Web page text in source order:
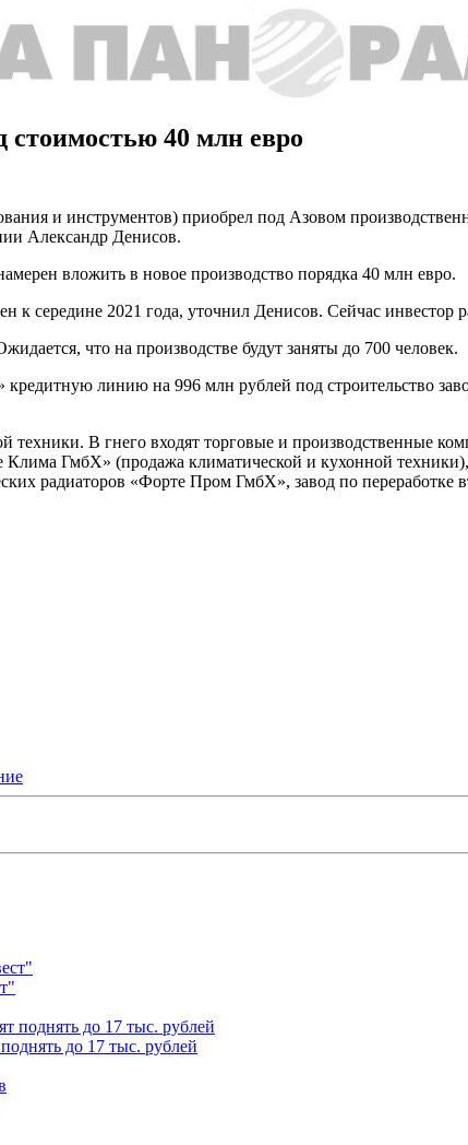
40 млн евро
и инструментов) приобрел под Азовом
Александр Денисов.
вложить в новое производство порядка 40 млн евро.
к середине 2021 года, уточнил Денисов. Сейчас
что на производстве будут заняты до 700 человек.
линию на 996 млн рублей под строительство
В гнего входят торговые и производственные
Клима ГмбХ» (продажа климатической и кухонной
радиаторов «Форте Пром ГмбХ», завод по
до 17 тыс. рублей